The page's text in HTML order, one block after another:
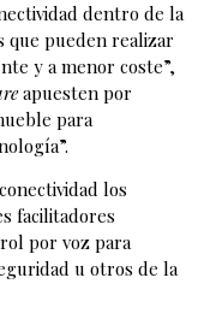
dentro de la
que pueden realizar
y a menor coste”,
apuesten por
para
los
facilitadores
por voz para
u otros de la